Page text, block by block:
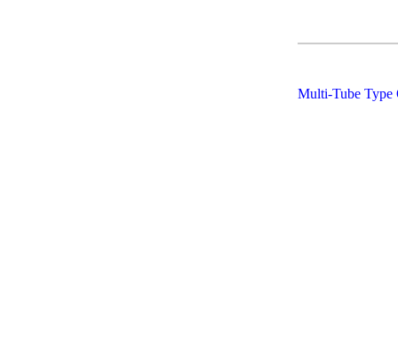
Multi-Tube Type